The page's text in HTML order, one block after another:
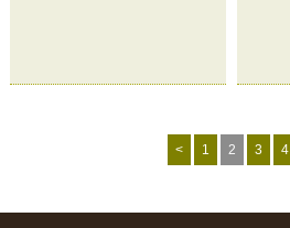
< 1 2 3 4